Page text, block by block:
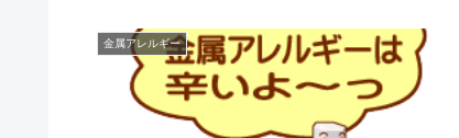
金属アレルギー